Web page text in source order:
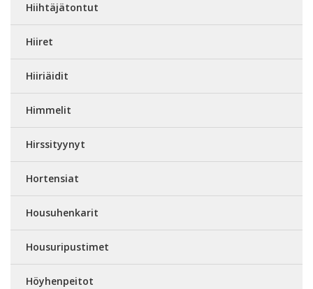
Hiihtäjätontut
Hiiret
Hiiriäidit
Himmelit
Hirssityynyt
Hortensiat
Housuhenkarit
Housuripustimet
Höyhenpeitot